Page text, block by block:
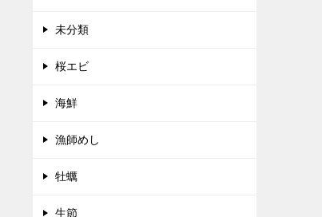
未分類
桜エビ
海鮮
漁師めし
牡蠣
生節